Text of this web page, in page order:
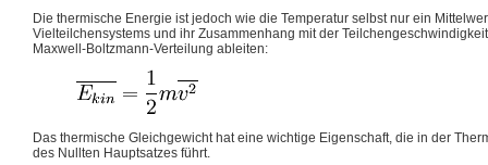
Die thermische Energie ist jedoch wie die Temperatur selbst nur ein
Vielteilchensystems und ihr Zusammenhang mit der
Maxwell-Boltzmann-Verteilung ableiten:
Das thermische Gleichgewicht hat eine wichtige Eigenschaft, die in der
des Nullten Hauptsatzes führt.